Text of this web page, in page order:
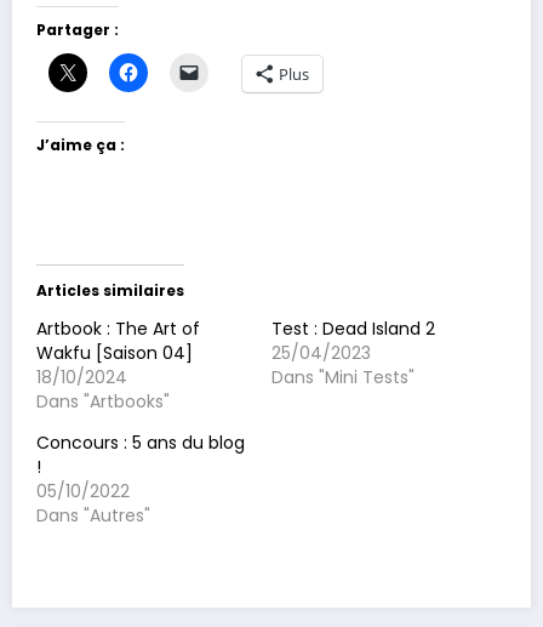
Partager :
Plus
J’aime ça :
Articles similaires
Artbook : The Art of
Wakfu [Saison 04]
18/10/2024
Dans "Artbooks"
Test : Dead Island 2
25/04/2023
Dans "Mini Tests"
Concours : 5 ans du blog
!
05/10/2022
Dans "Autres"